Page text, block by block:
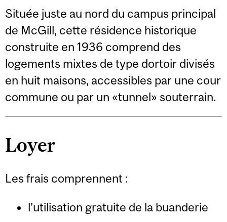
Située juste au nord du campus principal
de McGill, cette résidence historique
construite en 1936 comprend des
logements mixtes de type dortoir divisés
en huit maisons, accessibles par une cour
commune ou par un «tunnel» souterrain.
Loyer
Les frais comprennent :
l’utilisation gratuite de la buanderie